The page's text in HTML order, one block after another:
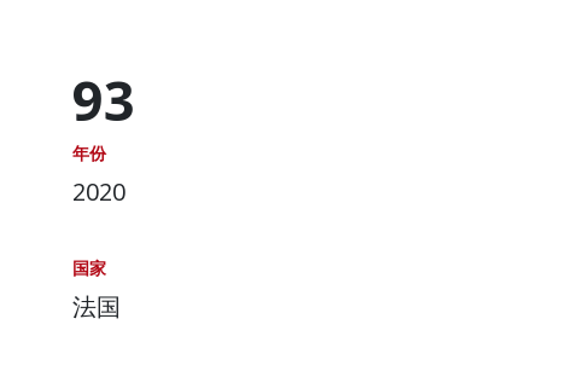
93
年份
2020
国家
法国